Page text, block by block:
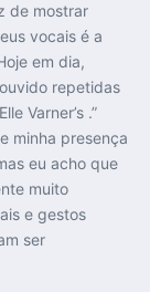
de mostrar
vocais é a
em dia,
repetidas
Varner’s .”
minha presença
eu acho que
muito
e gestos
ser